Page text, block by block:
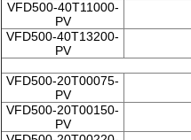
VFD500-40T11000-
PV
VFD500-40T13200-
PV
VFD500-20T00075-
PV
VFD500-20T00150-
PV